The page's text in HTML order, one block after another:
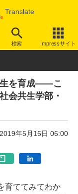
Translate
検索 Impressサイト
生を育成――こ
会共生学部・
2019年5月16日 06:00
育ててみてわか